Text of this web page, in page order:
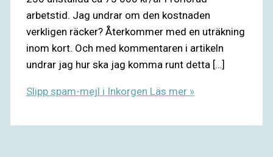
arbetstid. Jag undrar om den kostnaden
verkligen räcker? Återkommer med en uträkning
inom kort. Och med kommentaren i artikeln
undrar jag hur ska jag komma runt detta […]
Slipp spam-mejl i Inkorgen Läs mer »